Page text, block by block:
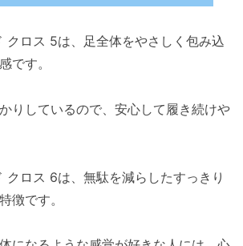
クロス 5は、足全体をやさしく包み込
です。
りしているので、安心して履き続けや
クロス 6は、無駄を減らしたすっきり
徴です。